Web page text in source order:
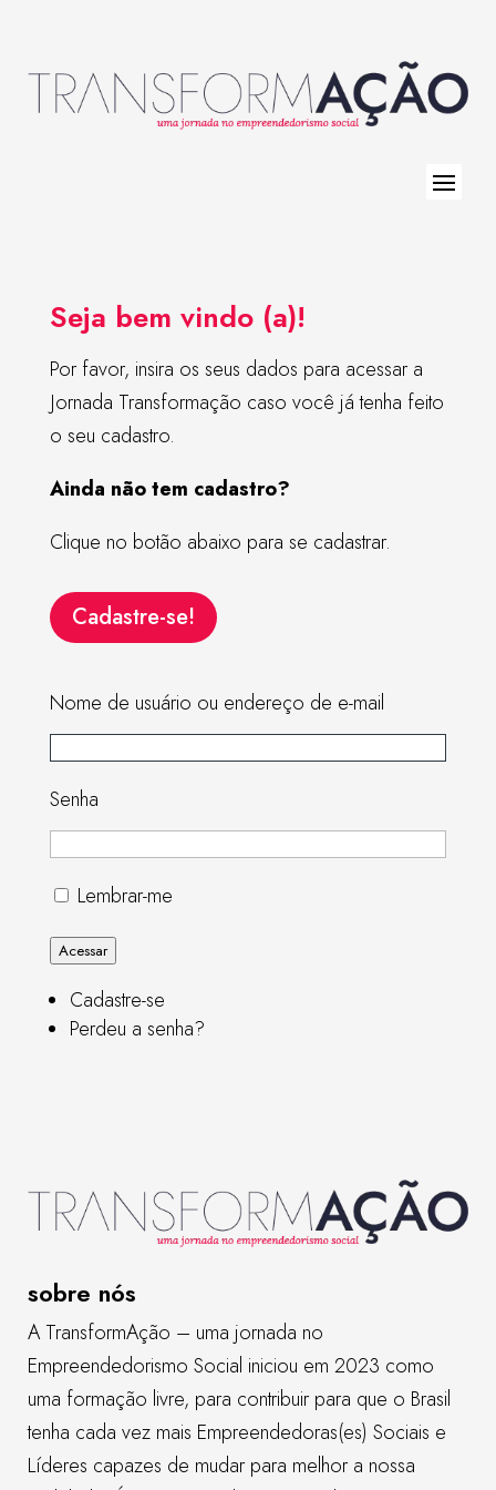
Seja bem vindo (a)!
Por favor, insira os seus dados para acessar a
Jornada Transformação caso você já tenha feito
o seu cadastro.
Ainda não tem cadastro?
Clique no botão abaixo para se cadastrar.
Cadastre-se!
Nome de usuário ou endereço de e-mail
Senha
Lembrar-me
Acessar
Cadastre-se
Perdeu a senha?
sobre nós
A TransformAção – uma jornada no
Empreendedorismo Social iniciou em 2023 como
uma formação livre, para contribuir para que o Brasil
tenha cada vez mais Empreendedoras(es) Sociais e
Líderes capazes de mudar para melhor a nossa